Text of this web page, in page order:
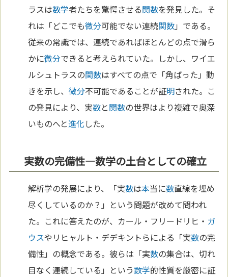
ラスは数学者たちを驚愕させる関数を発見した。そ
れは「どこでも微分可能でない連続関数」である。
従来の常識では、連続であればほとんどの点で滑ら
かに微分できると考えられていた。しかし、ワイエ
ルシュトラスの関数はすべての点で「角ばった」動
きを示し、微分不可能であることが証明された。こ
の発見により、実数と関数の世界はより複雑で奥深
いものへと進化した。
実数の完備性—数学の土台としての確立
解析学の発展により、「実数は本当に数直線を埋め
尽くしているのか？」という問題が改めて問われ
た。これに答えたのが、カール・フリードリヒ・ ガ
ウスやリヒャルト・デデキントらによる「実数の完
備性」の概念である。彼らは「実数の集合は、切れ
目なく連続している」という数学的性質を厳密に証